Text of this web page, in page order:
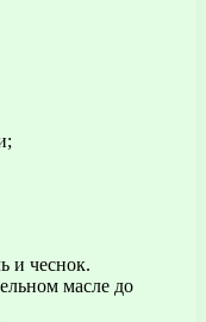
и чеснок.
масле до